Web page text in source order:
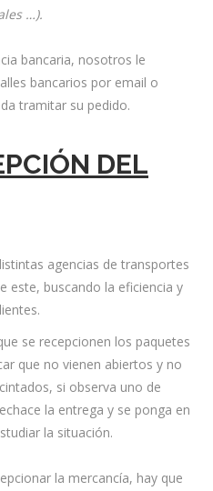
…).
bancaria, nosotros le
bancarios por email o
tramitar su pedido.
DEL
agencias de transportes
este, buscando la eficiencia y
se recepcionen los paquetes
que no vienen abiertos y no
si observa uno de
la entrega y se ponga en
la situación.
la mercancía, hay que